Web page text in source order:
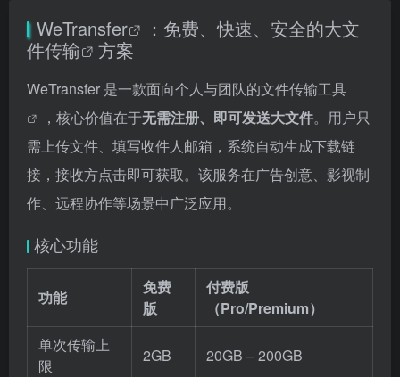
WeTransfer ：免费、快速、安全的大文
件传输
方案
WeTransfer 是一款面向个人与团队的文件传输工具
，核心价值在于无需注册、即可发送大文件。用户只
需上传文件、填写收件人邮箱，系统自动生成下载链
接，接收方点击即可获取。该服务在广告创意、影视制
作、远程协作等场景中广泛应用。
核心功能
功能
免费
版
付费版
（Pro/Premium）
单次传输上
限
2GB 20GB – 200GB